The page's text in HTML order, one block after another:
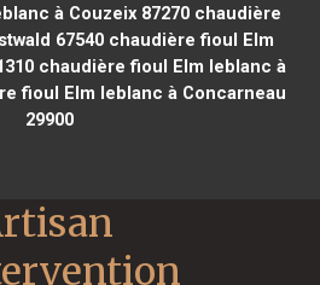
à Couzeix 87270 chaudière
67540 chaudière fioul Elm
chaudière fioul Elm leblanc à
fioul Elm leblanc à Concarneau
29900